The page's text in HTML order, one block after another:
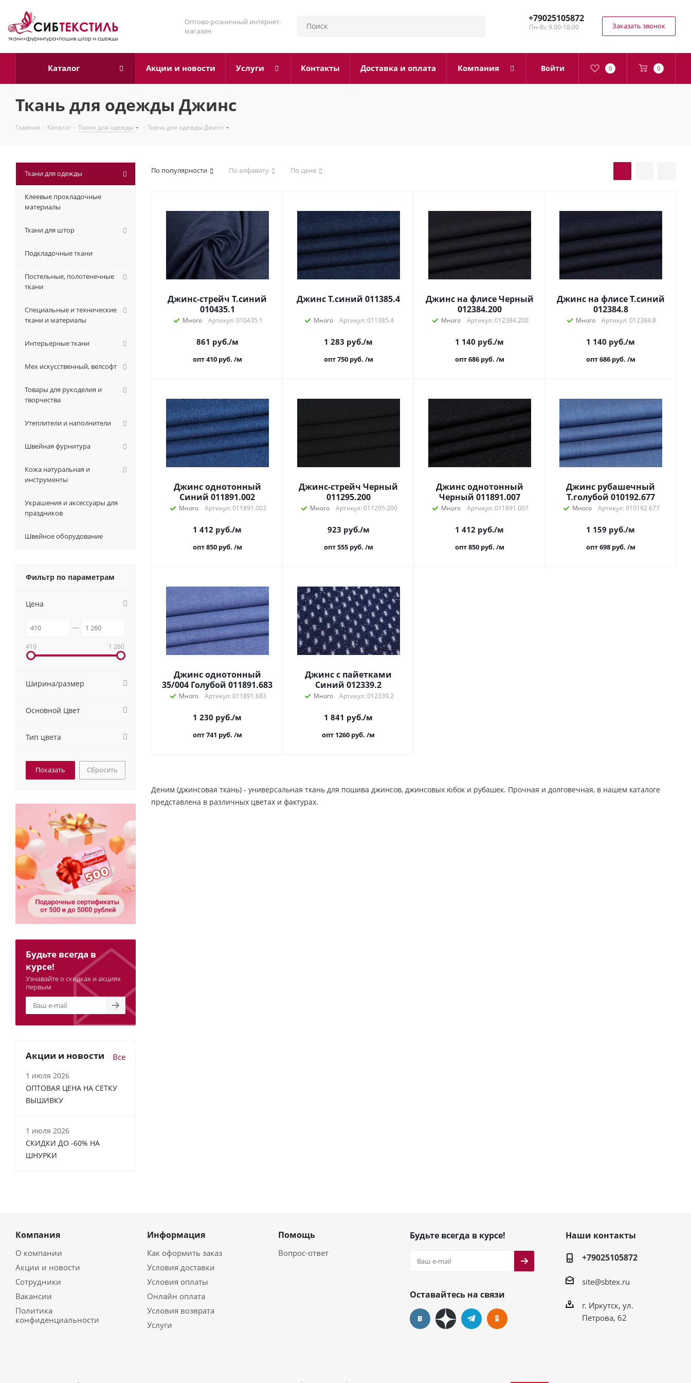
Оптово-розничный интернет-
магазин
+79025105872
Пн-Вс 9.00-18:00 Заказать звонок
0 0
Войти
Каталог Акции и новости Услуги Контакты Доставка и оплата Компания
Ткань для одежды Джинс
Главная - Каталог - Ткани для одежды - Ткань для одежды Джинс
По популярности По алфавиту По цене
Джинс-стрейч Т.синий
010435.1
Много Артикул: 010435.1
861 руб./м
опт 410 руб. /м
Джинс Т.синий 011385.4
Много Артикул: 011385.4
1 283 руб./м
опт 750 руб. /м
Джинс на флисе Черный
012384.200
Много Артикул: 012384.200
1 140 руб./м
опт 686 руб. /м
Джинс на флисе Т.синий
012384.8
Много Артикул: 012384.8
1 140 руб./м
опт 686 руб. /м
Джинс однотонный
Синий 011891.002
Много Артикул: 011891.002
1 412 руб./м
опт 850 руб. /м
Джинс-стрейч Черный
011295.200
Много Артикул: 011295.200
923 руб./м
опт 555 руб. /м
Джинс однотонный
Черный 011891.007
Много Артикул: 011891.007
1 412 руб./м
опт 850 руб. /м
Джинс рубашечный
Т.голубой 010192.677
Много Артикул: 010192.677
1 159 руб./м
опт 698 руб. /м
Джинс однотонный
35/004 Голубой 011891.683
Много Артикул: 011891.683
1 230 руб./м
опт 741 руб. /м
Джинс с пайетками
Синий 012339.2
Много Артикул: 012339.2
1 841 руб./м
опт 1260 руб. /м
Деним (джинсовая ткань) - универсальная ткань для пошива джинсов, джинсовых юбок и рубашек. Прочная и долговечная, в нашем каталоге
представлена в различных цветах и фактурах.
Ткани для одежды
Клеевые прокладочные
материалы
Ткани для штор
Подкладочные ткани
Постельные, полотенечные
ткани
Специальные и технические
ткани и материалы
Интерьерные ткани
Мех искусственный, велсофт
Товары для рукоделия и
творчества
Утеплители и наполнители
Швейная фурнитура
Кожа натуральная и
инструменты
Украшения и аксессуары для
праздников
Швейное оборудование
Фильтр по параметрам
Цена
410 1 260
Ширина/размер
Основной Цвет
Тип цвета
Сбросить
Будьте всегда в
курсе!
Узнавайте о скидках и акциях
первым
Акции и новости Все
1 июля 2026
ОПТОВАЯ ЦЕНА НА СЕТКУ
ВЫШИВКУ
1 июля 2026
СКИДКИ ДО -60% НА
ШНУРКИ
Компания
О компании
Акции и новости
Сотрудники
Вакансии
Политика
конфиденциальности
Информация
Как оформить заказ
Условия доставки
Условия оплаты
Онлайн оплата
Условия возврата
Услуги
Помощь
Вопрос-ответ
Будьте всегда в курсе!
Оставайтесь на связи
Наши контакты
+79025105872
site@sbtex.ru
г. Иркутск, ул.
Петрова, 62